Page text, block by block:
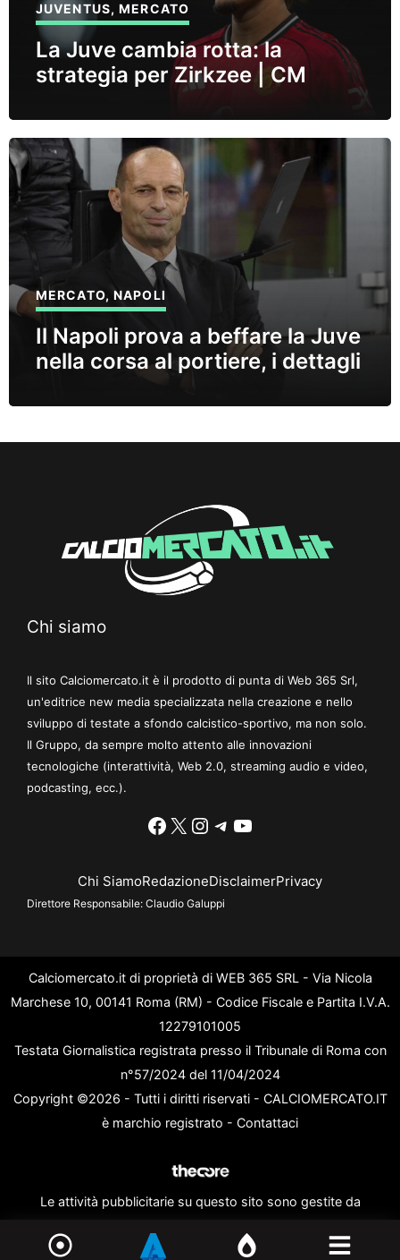
JUVENTUS,MERCATO
La Juve cambia rotta: la
strategia per Zirkzee | CM
MERCATO, NAPOLI
Il Napoli prova a beffare la Juve
nella corsa al portiere, i dettagli
Chi siamo
Il sito Calciomercato.it è il prodotto di punta di Web 365 Srl,
un'editrice new media specializzata nella creazione e nello
sviluppo di testate a sfondo calcistico-sportivo, ma non solo.
Il Gruppo, da sempre molto attento alle innovazioni
tecnologiche (interattività, Web 2.0, streaming audio e video,
podcasting, ecc.).
Facebook
X Instagram
Telegram
YouTube
Chi SiamoRedazioneDisclaimerPrivacy
Direttore Responsabile: Claudio Galuppi
Calciomercato.it di proprietà di WEB 365 SRL - Via Nicola
Marchese 10, 00141 Roma (RM) - Codice Fiscale e Partita I.V.A.
12279101005
Testata Giornalistica registrata presso il Tribunale di Roma con
n°57/2024 del 11/04/2024
Copyright ©2026 - Tutti i diritti riservati - CALCIOMERCATO.IT
è marchio registrato - Contattaci
Le attività pubblicitarie su questo sito sono gestite da